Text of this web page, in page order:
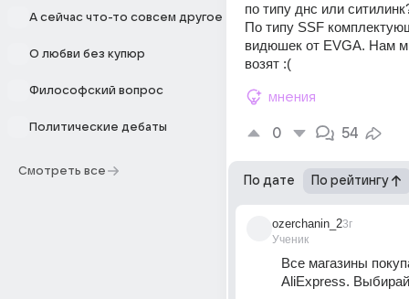
А сейчас что-то совсем другое
О любви без купюр
Философский вопрос
Политические дебаты
Смотреть все
по типу днс или
По типу SSF
видюшек от EVGA. Нам
возят :(
мнения
0 54
По дате По рейтингу
ozerchanin_2
Ученик
3г
Все магазины
AliExpress.